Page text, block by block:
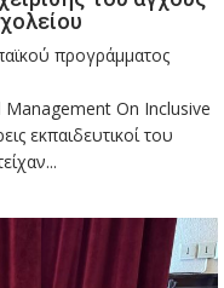
προγράμματος
Management On Inclusive
εκπαιδευτικοί του